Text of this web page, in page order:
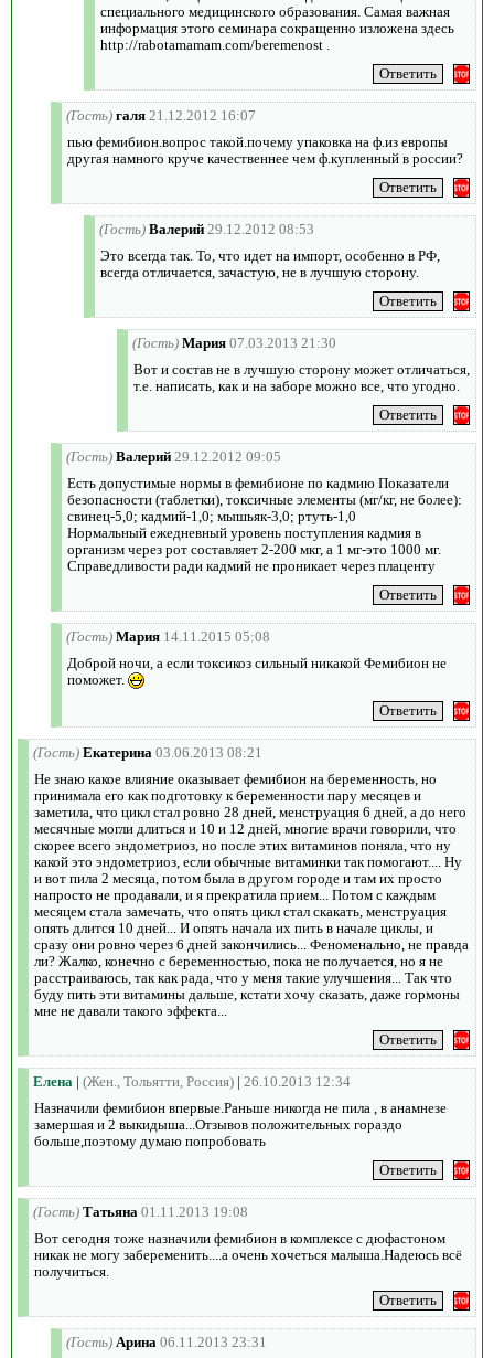
специального медицинского образования. Самая важная
информация этого семинара сокращенно изложена здесь
http://rabotamamam.com/beremenost .
(Гость) галя 21.12.2012 16:07
пью фемибион.вопрос такой.почему упаковка на ф.из европы
другая намного круче качественнее чем ф.купленный в россии?
(Гость) Валерий 29.12.2012 08:53
Это всегда так. То, что идет на импорт, особенно в РФ,
всегда отличается, зачастую, не в лучшую сторону.
(Гость) Мария 07.03.2013 21:30
Вот и состав не в лучшую сторону может отличаться,
т.е. написать, как и на заборе можно все, что угодно.
(Гость) Валерий 29.12.2012 09:05
Есть допустимые нормы в фемибионе по кадмию Показатели
безопасности (таблетки), токсичные элементы (мг/кг, не более):
свинец-5,0; кадмий-1,0; мышьяк-3,0; ртуть-1,0
Нормальный ежедневный уровень поступления кадмия в
организм через рот составляет 2-200 мкг, а 1 мг-это 1000 мг.
Справедливости ради кадмий не проникает через плаценту
(Гость) Мария 14.11.2015 05:08
Доброй ночи, а если токсикоз сильный никакой Фемибион не
поможет.
(Гость) Екатерина 03.06.2013 08:21
Не знаю какое влияние оказывает фемибион на беременность, но
принимала его как подготовку к беременности пару месяцев и
заметила, что цикл стал ровно 28 дней, менструация 6 дней, а до него
месячные могли длиться и 10 и 12 дней, многие врачи говорили, что
скорее всего эндометриоз, но после этих витаминов поняла, что ну
какой это эндометриоз, если обычные витаминки так помогают.... Ну
и вот пила 2 месяца, потом была в другом городе и там их просто
напросто не продавали, и я прекратила прием... Потом с каждым
месяцем стала замечать, что опять цикл стал скакать, менструация
опять длится 10 дней... И опять начала их пить в начале циклы, и
сразу они ровно через 6 дней закончились... Феноменально, не правда
ли? Жалко, конечно с беременностью, пока не получается, но я не
расстраиваюсь, так как рада, что у меня такие улучшения... Так что
буду пить эти витамины дальше, кстати хочу сказать, даже гормоны
мне не давали такого эффекта...
Елена | (Жен., Тольятти, Россия) | 26.10.2013 12:34
Назначили фемибион впервые.Раньше никогда не пила , в анамнезе
замершая и 2 выкидыша...Отзывов положительных гораздо
больше,поэтому думаю попробовать
(Гость) Татьяна 01.11.2013 19:08
Вот сегодня тоже назначили фемибион в комплексе с дюфастоном
никак не могу забеременить....а очень хочеться малыша.Надеюсь всё
получиться.
(Гость) Арина 06.11.2013 23:31